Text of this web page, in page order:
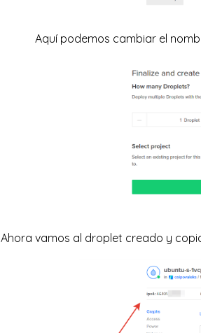
Aquí podemos cambiar el
Ahora vamos al droplet creado y